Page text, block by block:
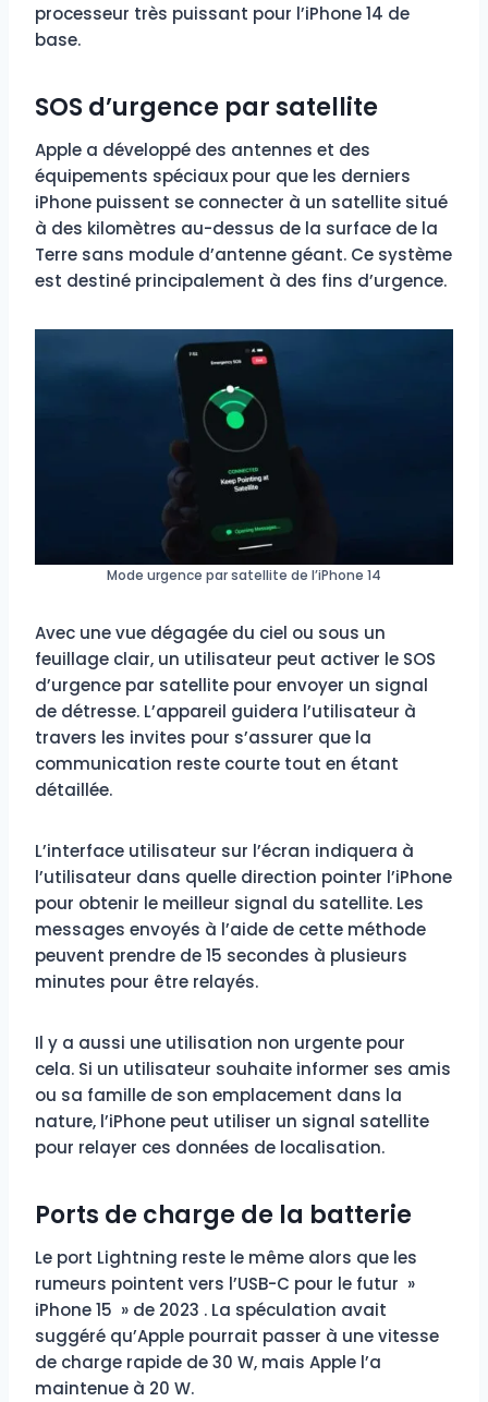
processeur très puissant pour l’iPhone 14 de
base.
SOS d’urgence par satellite
Apple a développé des antennes et des
équipements spéciaux pour que les derniers
iPhone puissent se connecter à un satellite situé
à des kilomètres au-dessus de la surface de la
Terre sans module d’antenne géant. Ce système
est destiné principalement à des fins d’urgence.
Mode urgence par satellite de l’iPhone 14
Avec une vue dégagée du ciel ou sous un
feuillage clair, un utilisateur peut activer le SOS
d’urgence par satellite pour envoyer un signal
de détresse. L’appareil guidera l’utilisateur à
travers les invites pour s’assurer que la
communication reste courte tout en étant
détaillée.
L’interface utilisateur sur l’écran indiquera à
l’utilisateur dans quelle direction pointer l’iPhone
pour obtenir le meilleur signal du satellite. Les
messages envoyés à l’aide de cette méthode
peuvent prendre de 15 secondes à plusieurs
minutes pour être relayés.
Il y a aussi une utilisation non urgente pour
cela. Si un utilisateur souhaite informer ses amis
ou sa famille de son emplacement dans la
nature, l’iPhone peut utiliser un signal satellite
pour relayer ces données de localisation.
Ports de charge de la batterie
Le port Lightning reste le même alors que les
rumeurs pointent vers l’USB-C pour le futur »
iPhone 15 » de 2023 . La spéculation avait
suggéré qu’Apple pourrait passer à une vitesse
de charge rapide de 30 W, mais Apple l’a
maintenue à 20 W.